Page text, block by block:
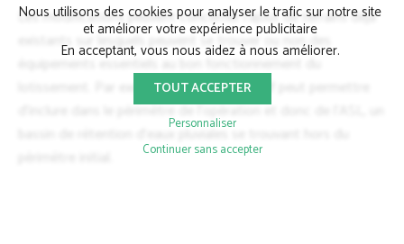
Les modifications peuvent concerner l’ajout de terrains déjà
existants sur lesquels peuvent se trouver ou non des
équipements essentiels au bon fonctionnement du
lotissement. Par exemple, le PA modificatif peut permettre
d’inclure dans le périmètre de l’opération et donc de l’ASL, un
bassin de rétention d’eaux pluviales se trouvant hors du
Nous utilisons des cookies pour analyser le trafic sur notre site
et améliorer votre expérience publicitaire
En acceptant, vous nous aidez à nous améliorer.
TOUT ACCEPTER
Personnaliser
Continuer sans accepter